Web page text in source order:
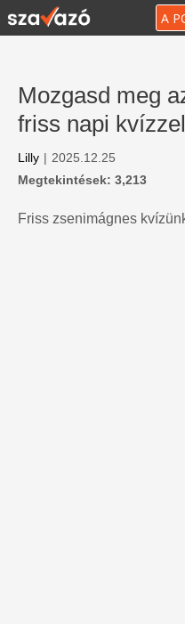
A
Mozgasd meg
friss napi
Lilly | 2025.12.25
Megtekintések: 3,213
Friss zsenimágnes